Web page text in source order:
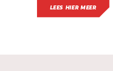
LEES HIER MEER